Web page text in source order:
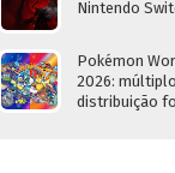
Nintendo
Pokémon
2026:
distribuição